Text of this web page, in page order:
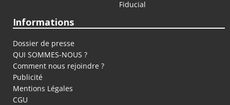
Fiducial
Informations
Dossier de presse
QUI SOMMES-NOUS ?
Comment nous rejoindre ?
Publicité
Mentions Légales
CGU